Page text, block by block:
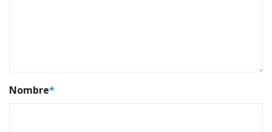
Nombre*